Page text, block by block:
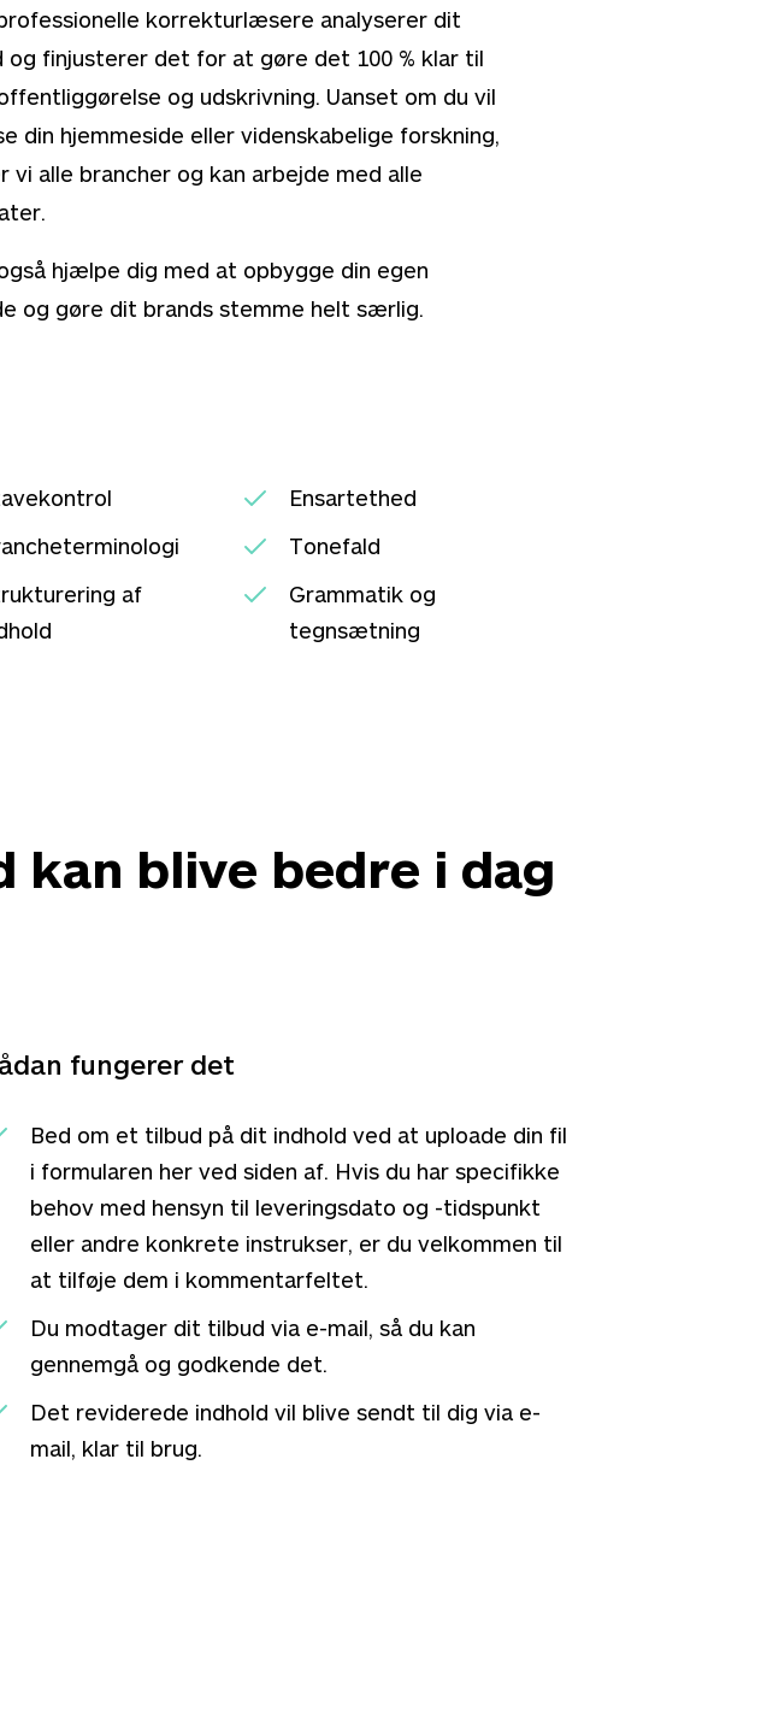
korrekturlæsere analyserer dit
og finjusterer det for at gøre det 100 % klar til
og udskrivning. Uanset om du vil
din hjemmeside eller videnskabelige forskning,
vi alle brancher og kan arbejde med alle
hjælpe dig med at opbygge din egen
og gøre dit brands stemme helt særlig.
af
Ensartethed
Tonefald
Grammatik og
tegnsætning
kan blive bedre i dag
fungerer det
Bed om et tilbud på dit indhold ved at uploade din fil
i formularen her ved siden af. Hvis du har specifikke
behov med hensyn til leveringsdato og -tidspunkt
eller andre konkrete instrukser, er du velkommen til
at tilføje dem i kommentarfeltet.
Du modtager dit tilbud via e-mail, så du kan
gennemgå og godkende det.
Det reviderede indhold vil blive sendt til dig via e-
mail, klar til brug.